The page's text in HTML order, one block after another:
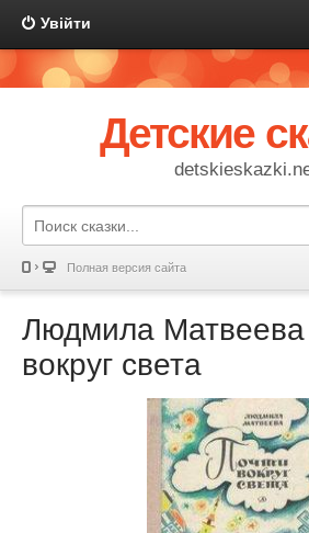
Увійти
Детские
Полная версия сайта
Людмила Матвеева
вокруг света